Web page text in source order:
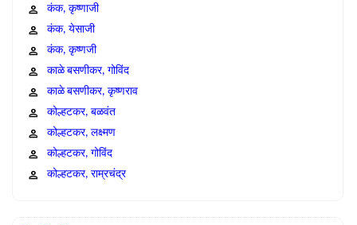
कंक, कृष्णाजी
कंक, येसाजी
कंक, कृष्णजी
काळे बसणीकर, गोविंद
काळे बसणीकर, कृष्णराव
कोल्हटकर, बळवंत
कोल्हटकर, लक्ष्मण
कोल्हटकर, गोविंद
कोल्हटकर, राम्रचंद्र